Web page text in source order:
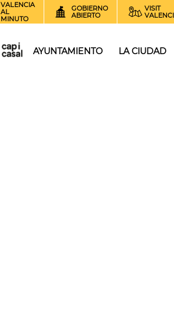
VALENCIA
AL
MINUTO
GOBIERNO
ABIERTO
VISIT
AYUNTAMIENTO LA CIUDAD